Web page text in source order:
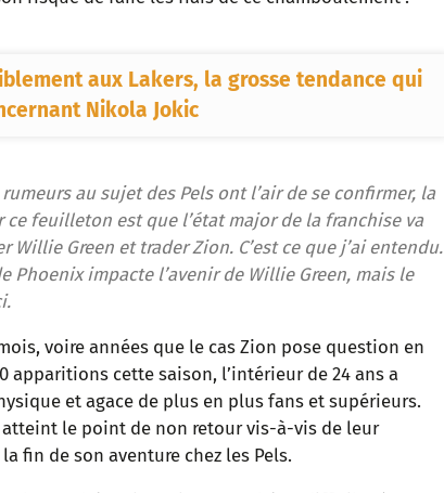
aux Lakers, la grosse tendance qui
Nikola Jokic
au sujet des Pels ont l’air de se confirmer, la
feuilleton est que l’état major de la franchise va
Willie Green et trader Zion. C’est ce que j’ai entendu.
impacte l’avenir de Willie Green, mais le
voire années que le cas Zion pose question en
apparitions cette saison, l’intérieur de 24 ans a
et agace de plus en plus fans et supérieurs.
le point de non retour vis-à-vis de leur
fin de son aventure chez les Pels.